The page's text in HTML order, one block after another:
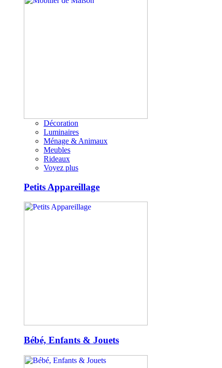
Décoration
Luminaires
Ménage & Animaux
Meubles
Rideaux
Voyez plus
Petits Appareillage
Bébé, Enfants & Jouets